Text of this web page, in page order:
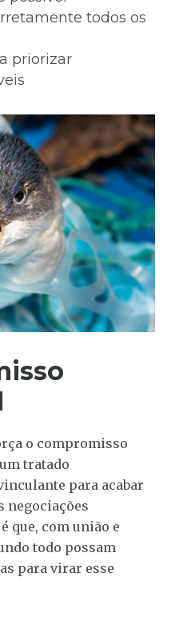
todos os
priorizar
o compromisso
tratado
para acabar
negociações
que, com união e
todo possam
para virar esse